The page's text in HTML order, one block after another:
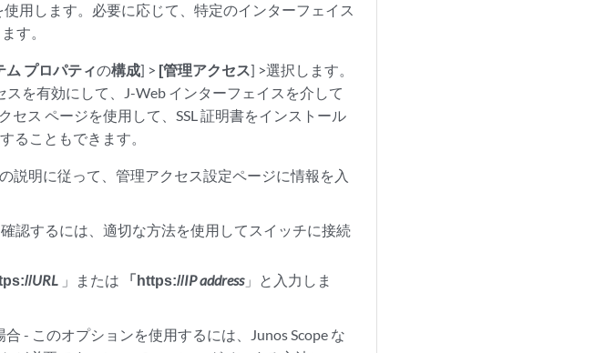
用します。必要に応じて、特定のインターフェイス
す。
ム プロパティの構成] > [管理アクセス] >選択します。
を有効にして、J-Web インターフェイスを介して
セス ページを使用して、SSL 証明書をインストール
ることもできます。
の説明に従って、管理アクセス設定ページに情報を入
認するには、適切な方法を使用してスイッチに接続
URL」または 「https://IP address」と入力しま
- このオプションを使用するには、Junos Scope な